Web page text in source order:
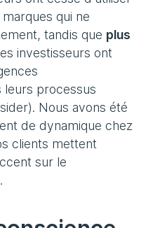
qui ne
tandis que plus
investisseurs ont
leurs processus
Nous avons été
de dynamique chez
clients mettent
sur le